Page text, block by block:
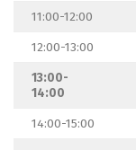
11:00-12:00
12:00-13:00
13:00-
14:00
14:00-15:00